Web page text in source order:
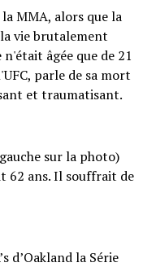
MMA, alors que la
vie brutalement
âgée que de 21
parle de sa mort
et traumatisant.
sur la photo)
62 ans. Il souffrait de
d’Oakland la Série